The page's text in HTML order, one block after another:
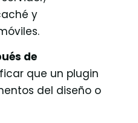
y
de
que un plugin
del diseño o